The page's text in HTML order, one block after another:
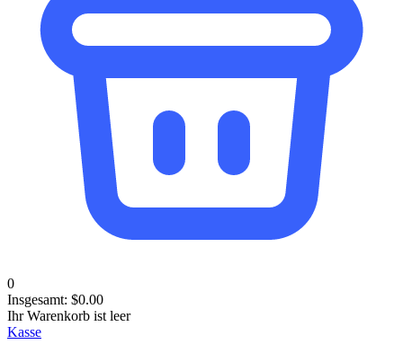
0
Insgesamt: $0.00
Ihr Warenkorb ist leer
Kasse